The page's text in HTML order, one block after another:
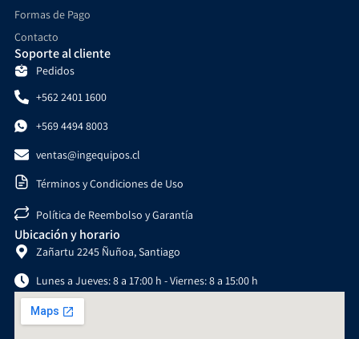
Formas de Pago
Contacto
Soporte al cliente
Pedidos
+562 2401 1600
+569 4494 8003
ventas@ingequipos.cl
Términos y Condiciones de Uso
Política de Reembolso y Garantía
Ubicación y horario
Zañartu 2245 Ñuñoa, Santiago
Lunes a Jueves: 8 a 17:00 h - Viernes: 8 a 15:00 h